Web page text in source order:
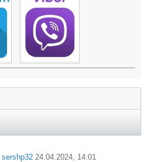
sershp32 24.04.2024, 14:01